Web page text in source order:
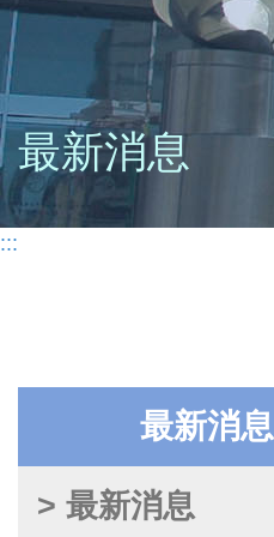
最新消息
:::
最新消息
> 最新消息